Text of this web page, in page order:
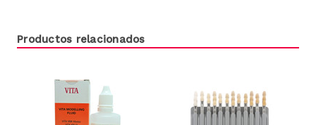
Productos relacionados